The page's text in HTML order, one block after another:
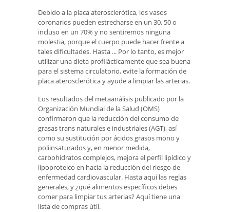
Debido a la placa aterosclerótica, los vasos
coronarios pueden estrecharse en un 30, 50 o
incluso en un 70% y no sentiremos ninguna
molestia, porque el cuerpo puede hacer frente a
tales dificultades. Hasta ... Por lo tanto, es mejor
utilizar una dieta profilácticamente que sea buena
para el sistema circulatorio, evite la formación de
placa aterosclerótica y ayude a limpiar las arterias.
Los resultados del metaanálisis publicado por la
Organización Mundial de la Salud (OMS)
confirmaron que la reducción del consumo de
grasas trans naturales e industriales (AGT), así
como su sustitución por ácidos grasos mono y
poliinsaturados y, en menor medida,
carbohidratos complejos, mejora el perfil lipídico y
lipoproteico en hacia la reducción del riesgo de
enfermedad cardiovascular. Hasta aquí las reglas
generales, y ¿qué alimentos específicos debes
comer para limpiar tus arterias? Aquí tiene una
lista de compras útil.